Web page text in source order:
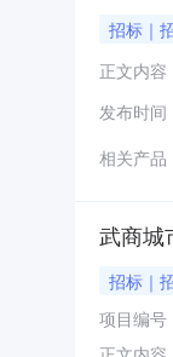
招标｜
正文内容
发布时间
相关产品
武商城
招标｜
项目编号